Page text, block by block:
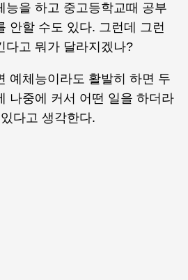
능을 하고 중고등학교때 공부
안할 수도 있다. 그런데 그런
다고 뭐가 달라지겠나?
예체능이라도 활발히 하면 두
나중에 커서 어떤 일을 하더라
다고 생각한다.